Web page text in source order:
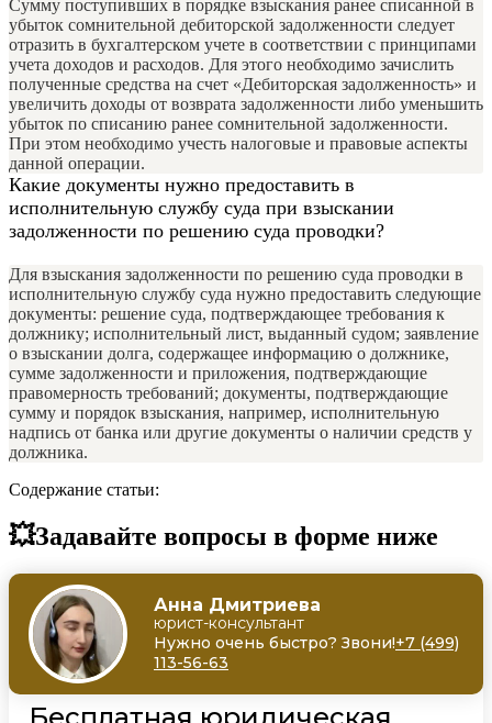
Сумму поступивших в порядке взыскания ранее списанной в
убыток сомнительной дебиторской задолженности следует
отразить в бухгалтерском учете в соответствии с принципами
учета доходов и расходов. Для этого необходимо зачислить
полученные средства на счет «Дебиторская задолженность» и
увеличить доходы от возврата задолженности либо уменьшить
убыток по списанию ранее сомнительной задолженности.
При этом необходимо учесть налоговые и правовые аспекты
данной операции.
Какие документы нужно предоставить в
исполнительную службу суда при взыскании
задолженности по решению суда проводки?
Для взыскания задолженности по решению суда проводки в
исполнительную службу суда нужно предоставить следующие
документы: решение суда, подтверждающее требования к
должнику; исполнительный лист, выданный судом; заявление
о взыскании долга, содержащее информацию о должнике,
сумме задолженности и приложения, подтверждающие
правомерность требований; документы, подтверждающие
сумму и порядок взыскания, например, исполнительную
надпись от банка или другие документы о наличии средств у
должника.
Содержание статьи:
💥Задавайте вопросы в форме ниже